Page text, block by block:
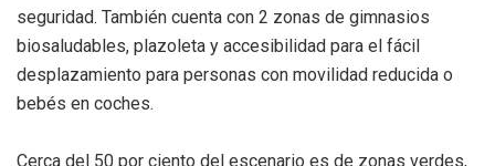
seguridad. También cuenta con 2 zonas de gimnasios
biosaludables, plazoleta y accesibilidad para el fácil
desplazamiento para personas con movilidad reducida o
bebés en coches.
Cerca del 50 por ciento del escenario es de zonas verdes,